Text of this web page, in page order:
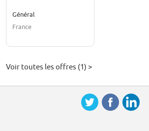
Général
France
Voir toutes les offres (1) >